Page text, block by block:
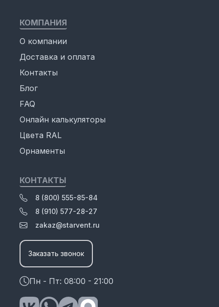
КОМПАНИЯ
О компании
Доставка и оплата
Контакты
Блог
FAQ
Онлайн калькуляторы
Цвета RAL
Орнаменты
КОНТАКТЫ
8 (800) 555-85-84
8 (910) 577-28-27
zakaz@starvent.ru
Заказать звонок
Пн - Пт: 08:00 - 21:00